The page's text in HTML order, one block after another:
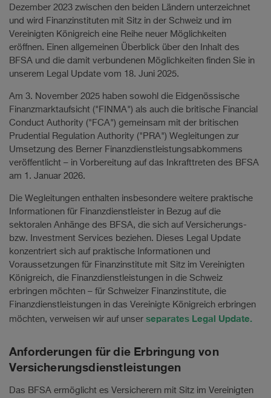
Dezember 2023 zwischen den beiden Ländern unterzeichnet
und wird Finanzinstituten mit Sitz in der Schweiz und im
Vereinigten Königreich eine Reihe neuer Möglichkeiten
eröffnen. Einen allgemeinen Überblick über den Inhalt des
BFSA und die damit verbundenen Möglichkeiten finden Sie in
unserem Legal Update vom 18. Juni 2025.
Am 3. November 2025 haben sowohl die Eidgenössische
Finanzmarktaufsicht ("FINMA") als auch die britische Financial
Conduct Authority ("FCA") gemeinsam mit der britischen
Prudential Regulation Authority ("PRA") Wegleitungen zur
Umsetzung des Berner Finanzdienstleistungsabkommens
veröffentlicht – in Vorbereitung auf das Inkrafttreten des BFSA
am 1. Januar 2026.
Die Wegleitungen enthalten insbesondere weitere praktische
Informationen für Finanzdienstleister in Bezug auf die
sektoralen Anhänge des BFSA, die sich auf Versicherungs-
bzw. Investment Services beziehen. Dieses Legal Update
konzentriert sich auf praktische Informationen und
Voraussetzungen für Finanzinstitute mit Sitz im Vereinigten
Königreich, die Finanzdienstleistungen in die Schweiz
erbringen möchten – für Schweizer Finanzinstitute, die
Finanzdienstleistungen in das Vereinigte Königreich erbringen
möchten, verweisen wir auf unser separates Legal Update.
Anforderungen für die Erbringung von
Versicherungsdienstleistungen
Das BFSA ermöglicht es Versicherern mit Sitz im Vereinigten